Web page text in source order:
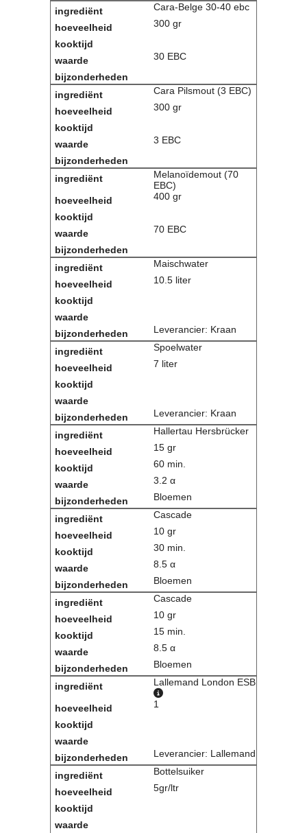
Cara-Belge 30-40 ebc
300 gr
30 EBC
Cara Pilsmout (3 EBC)
300 gr
3 EBC
Melanoïdemout (70
EBC)
400 gr
70 EBC
Maischwater
10.5 liter
Leverancier: Kraan
Spoelwater
7 liter
Leverancier: Kraan
Hallertau Hersbrücker
15 gr
60 min.
3.2 α
Bloemen
Cascade
10 gr
30 min.
8.5 α
Bloemen
Cascade
10 gr
15 min.
8.5 α
Bloemen
Lallemand London ESB
1
Leverancier: Lallemand
Bottelsuiker
5gr/ltr
Media
Artikelen
Foto's
Links
Nieuwsflitsen
Sponsoren
Inloggen